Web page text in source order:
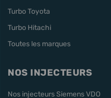
Turbo Toyota
Turbo Hitachi
Toutes les marques
NOS INJECTEURS
Nos injecteurs Siemens VDO